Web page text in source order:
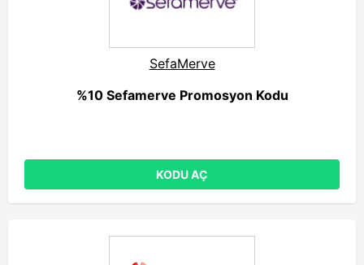
SefaMerve
%10 Sefamerve Promosyon Kodu
KODU AÇ